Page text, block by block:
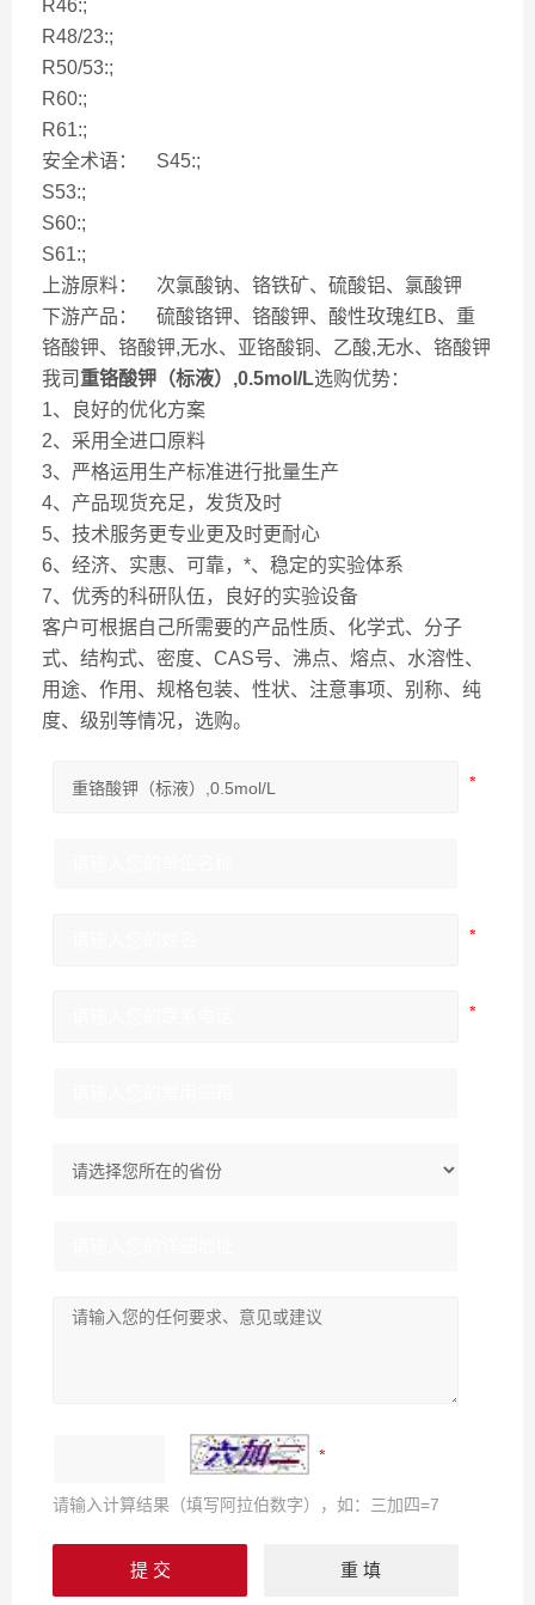
R46:;
R48/23:;
R50/53:;
R60:;
R61:;
安全术语： S45:;
S53:;
S60:;
S61:;
上游原料： 次氯酸钠、铬铁矿、硫酸铝、氯酸钾
下游产品： 硫酸铬钾、铬酸钾、酸性玫瑰红B、重
铬酸钾、铬酸钾,无水、亚铬酸铜、乙酸,无水、铬酸钾
我司 重铬酸钾（标液）,0.5mol/L选购优势：
1、良好的优化方案
2、采用全进口原料
3、严格运用生产标准进行批量生产
4、产品现货充足，发货及时
5、技术服务更专业更及时更耐心
6、经济、实惠、可靠，*、稳定的实验体系
7、优秀的科研队伍，良好的实验设备
客户可根据自己所需要的产品性质、化学式、分子
式、结构式、密度、CAS号、沸点、熔点、水溶性、
用途、作用、规格包装、性状、注意事项、别称、纯
度、级别等情况，选购。
请输入计算结果（填写阿拉伯数字），如：三加四=7